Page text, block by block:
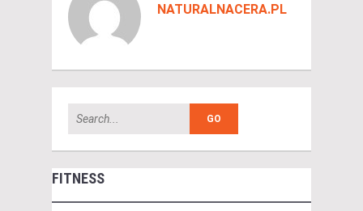
NATURALNACERA.PL
FITNESS